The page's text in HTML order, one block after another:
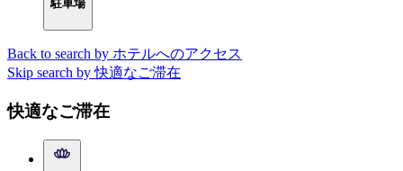
駐車場
Back to search by ホテルへのアクセス
Skip search by 快適なご滞在
快適なご滞在